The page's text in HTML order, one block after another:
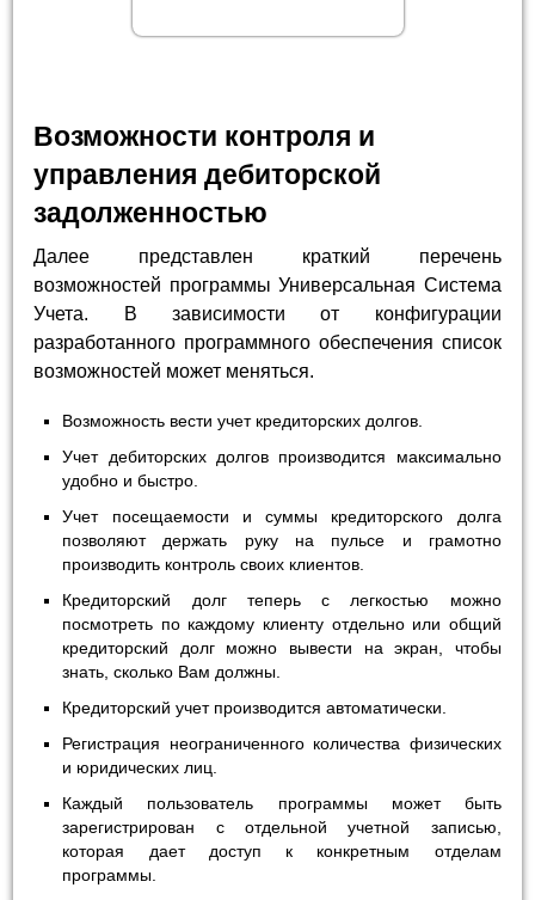
Возможности контроля и
управления дебиторской
задолженностью
Далее представлен краткий перечень
возможностей программы Универсальная Система
Учета. В зависимости от конфигурации
разработанного программного обеспечения список
возможностей может меняться.
Возможность вести учет кредиторских долгов.
Учет дебиторских долгов производится максимально
удобно и быстро.
Учет посещаемости и суммы кредиторского долга
позволяют держать руку на пульсе и грамотно
производить контроль своих клиентов.
Кредиторский долг теперь с легкостью можно
посмотреть по каждому клиенту отдельно или общий
кредиторский долг можно вывести на экран, чтобы
знать, сколько Вам должны.
Кредиторский учет производится автоматически.
Регистрация неограниченного количества физических
и юридических лиц.
Каждый пользователь программы может быть
зарегистрирован с отдельной учетной записью,
которая дает доступ к конкретным отделам
программы.